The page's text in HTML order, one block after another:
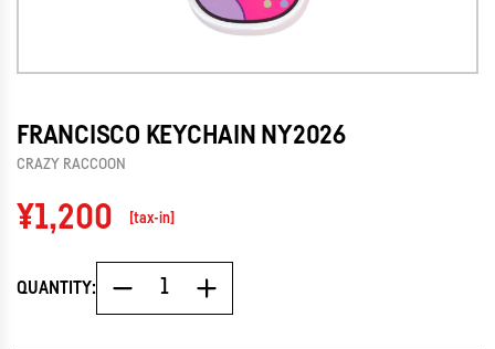
FRANCISCO KEYCHAIN NY2026
CRAZY RACCOON
Regular
price
¥1,200 [tax-in]
QUANTITY: